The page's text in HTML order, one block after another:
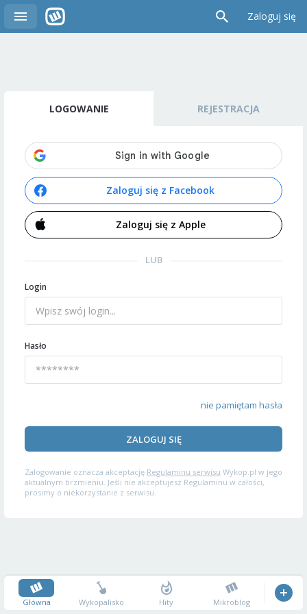
Zaloguj się
LOGOWANIE REJESTRACJA
Zaloguj się z Facebook
Zaloguj się z Apple
LUB
Login
Hasło
nie pamiętam hasła
ZALOGUJ SIĘ
Zalogowanie oznacza akceptację Regulaminu serwisu Wykop.pl w jego
aktualnym brzmieniu. Jeśli nie akceptujesz Regulaminu w całości,
prosimy o niekorzystanie z serwisu.
Główna Wykopalisko Hity Mikroblog